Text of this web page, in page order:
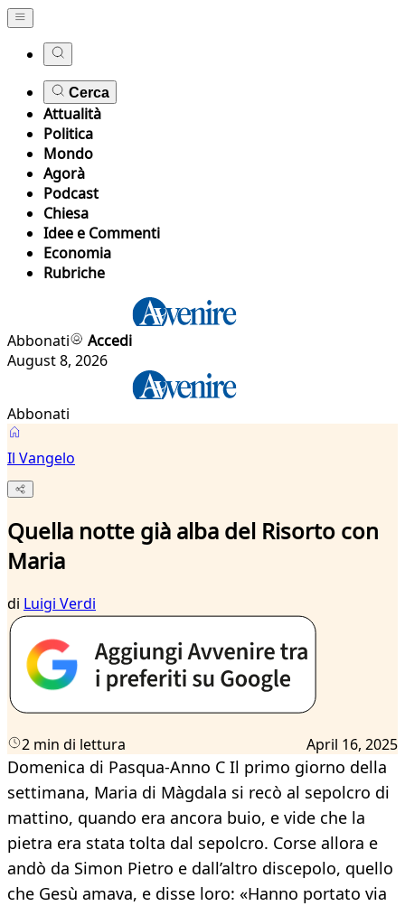
Cerca
Attualità
Politica
Mondo
Agorà
Podcast
Chiesa
Idee e Commenti
Economia
Rubriche
Abbonati
Accedi
August 8, 2026
Abbonati
Il Vangelo
Quella notte già alba del Risorto con
Maria
di Luigi Verdi
2 min di lettura April 16, 2025
Domenica di Pasqua-Anno C Il primo giorno della
settimana, Maria di Màgdala si recò al sepolcro di
mattino, quando era ancora buio, e vide che la
pietra era stata tolta dal sepolcro. Corse allora e
andò da Simon Pietro e dall’altro discepolo, quello
che Gesù amava, e disse loro: «Hanno portato via